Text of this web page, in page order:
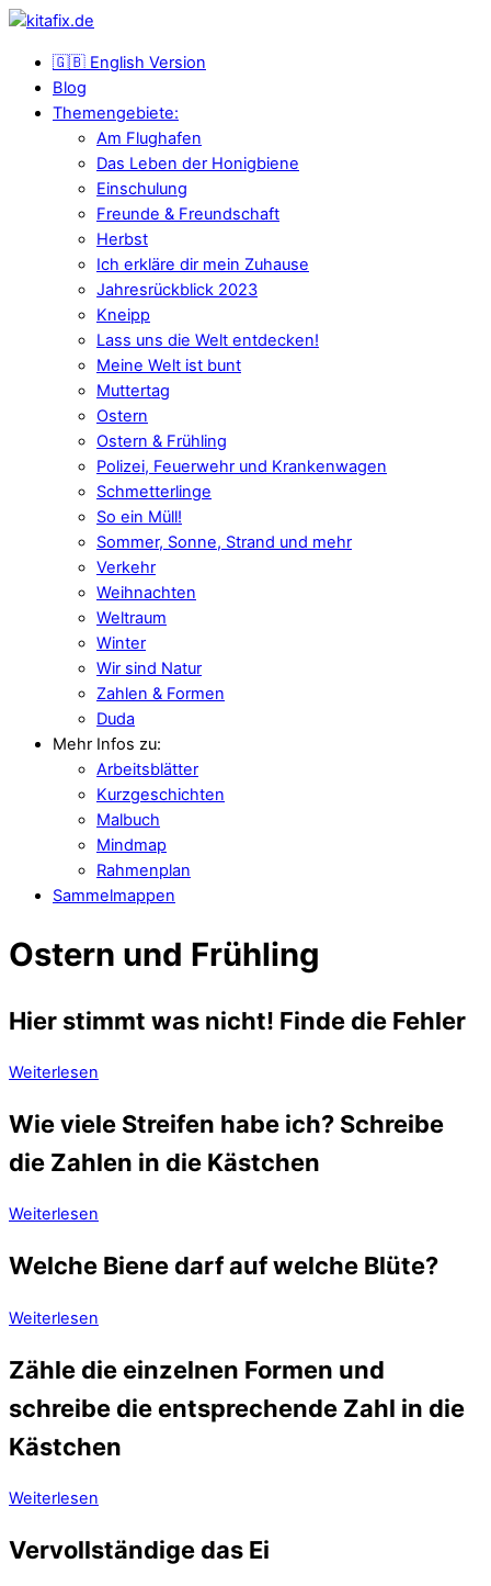
🇬🇧 English Version
Blog
Themengebiete:
Am Flughafen
Das Leben der Honigbiene
Einschulung
Freunde & Freundschaft
Herbst
Ich erkläre dir mein Zuhause
Jahresrückblick 2023
Kneipp
Lass uns die Welt entdecken!
Meine Welt ist bunt
Muttertag
Ostern
Ostern & Frühling
Polizei, Feuerwehr und Krankenwagen
Schmetterlinge
So ein Müll!
Sommer, Sonne, Strand und mehr
Verkehr
Weihnachten
Weltraum
Winter
Wir sind Natur
Zahlen & Formen
Duda
Mehr Infos zu:
Arbeitsblätter
Kurzgeschichten
Malbuch
Mindmap
Rahmenplan
Sammelmappen
Ostern und Frühling
Hier stimmt was nicht! Finde die Fehler
Weiterlesen
Wie viele Streifen habe ich? Schreibe
die Zahlen in die Kästchen
Weiterlesen
Welche Biene darf auf welche Blüte?
Weiterlesen
Zähle die einzelnen Formen und
schreibe die entsprechende Zahl in die
Kästchen
Weiterlesen
Vervollständige das Ei